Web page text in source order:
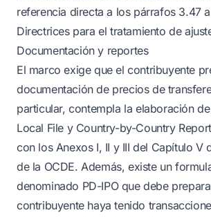
referencia directa a los párrafos 3.47
Directrices para el tratamiento de
Documentación y reportes
El marco exige que el contribuyente
documentación de precios de
particular, contempla la elaboración
Local File y Country-by-Country
con los Anexos I, II y III del Capítulo V
de la OCDE. Además, existe un
denominado PD-IPO que debe
contribuyente haya tenido